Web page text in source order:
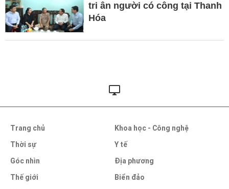
tri ân người có công tại Thanh
Hóa
Trang chủ
Thời sự
Góc nhìn
Thế giới
Khoa học - Công nghệ
Y tế
Địa phương
Biển đảo